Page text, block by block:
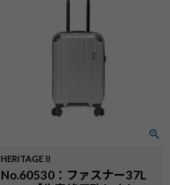
HERITAGEⅡ
No.60530：ファスナー37L